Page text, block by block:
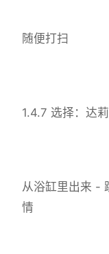
随便打扫
1.4.7 选择：达
从浴缸里出来 -
情